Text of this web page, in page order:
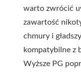
warto zwrócić
zawartość
chmury i
kompatybilne z
Wyższe PG